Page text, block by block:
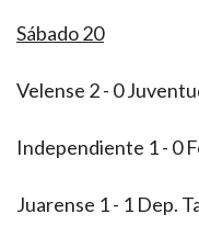
Sábado 20
Velense 2 - 0
Independiente 1 - 0
Juarense 1 - 1 Dep.